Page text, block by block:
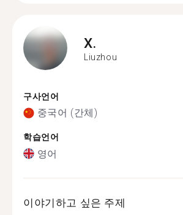
X.
Liuzhou
구사언어
중국어 (간체)
학습언어
영어
이야기하고 싶은 주제